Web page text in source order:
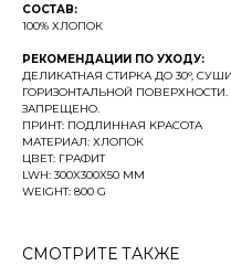
СОСТАВ:
100% ХЛОПОК
РЕКОМЕНДАЦИИ ПО УХОДУ:
ДЕЛИКАТНАЯ СТИРКА ДО 30°,
ГОРИЗОНТАЛЬНОЙ
ЗАПРЕЩЕНО.
ПРИНТ: ПОДЛИННАЯ КРАСОТА
МАТЕРИАЛ: ХЛОПОК
ЦВЕТ: ГРАФИТ
LWH: 300X300X50 MM
WEIGHT: 800 G
СМОТРИТЕ ТАКЖЕ